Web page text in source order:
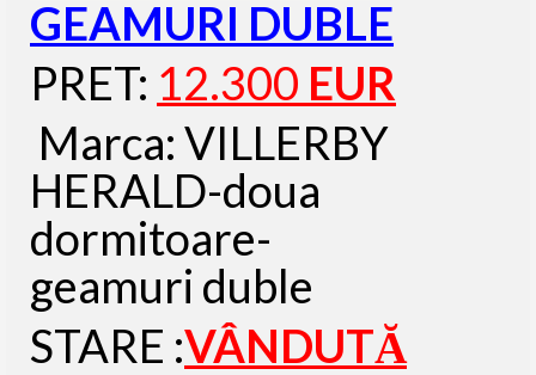
GEAMURI DUBLE
PRET: 12.300 EUR
Marca: VILLERBY
HERALD-doua
dormitoare-
geamuri duble
STARE :VÂNDUTĂ